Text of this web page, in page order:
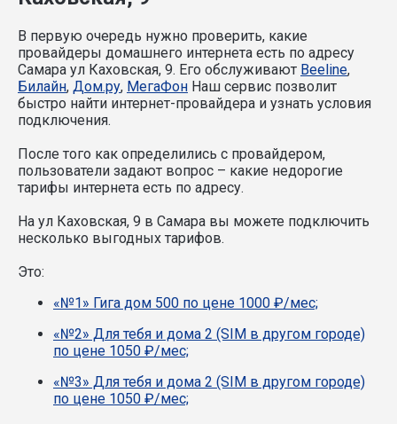
В первую очередь нужно проверить, какие
провайдеры домашнего интернета есть по адресу
Самара ул Каховская, 9. Его обслуживают Beeline,
Билайн, Дом.ру, МегаФон Наш сервис позволит
быстро найти интернет-провайдера и узнать условия
подключения.
После того как определились с провайдером,
пользователи задают вопрос – какие недорогие
тарифы интернета есть по адресу.
На ул Каховская, 9 в Самара вы можете подключить
несколько выгодных тарифов.
Это:
«№1» Гига дом 500 по цене 1000 ₽/мес;
«№2» Для тебя и дома 2 (SIM в другом городе)
по цене 1050 ₽/мес;
«№3» Для тебя и дома 2 (SIM в другом городе)
по цене 1050 ₽/мес;